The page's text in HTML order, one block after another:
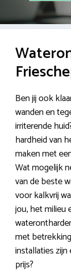
Ben jij ook
wanden en
irriterende
hardheid van
maken met
Wat mogelijk
van de beste
voor kalkvrij
jou, het milieu
met
installaties zijn
prijs?